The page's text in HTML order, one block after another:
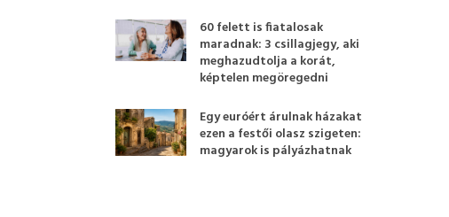
60 felett is fiatalosak
maradnak: 3 csillagjegy, aki
meghazudtolja a korát,
képtelen megöregedni
Egy euróért árulnak házakat
ezen a festői olasz szigeten:
magyarok is pályázhatnak